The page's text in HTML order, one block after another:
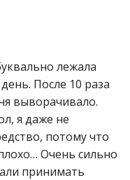
лежала
После 10 раза
выворачивало.
я даже не
потому что
Очень сильно
принимать